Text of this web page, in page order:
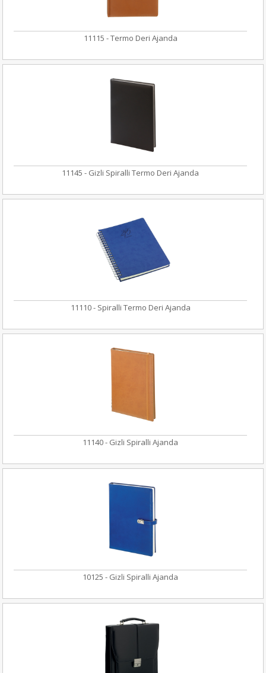
11115 - Termo Deri Ajanda
11145 - Gizli Spiralli Termo Deri Ajanda
11110 - Spiralli Termo Deri Ajanda
11140 - Gizli Spiralli Ajanda
10125 - Gizli Spiralli Ajanda